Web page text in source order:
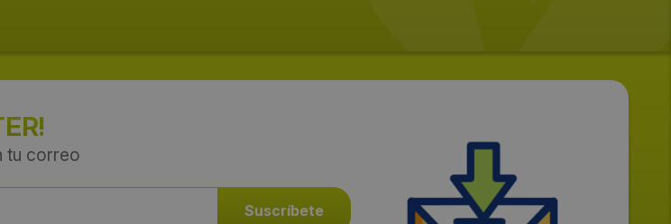
tu correo